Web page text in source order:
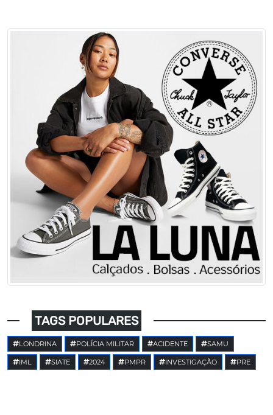
TAGS POPULARES
LONDRINA POLÍCIA MILITAR ACIDENTE SAMU
IML SIATE 2024 PMPR INVESTIGAÇÃO PRE